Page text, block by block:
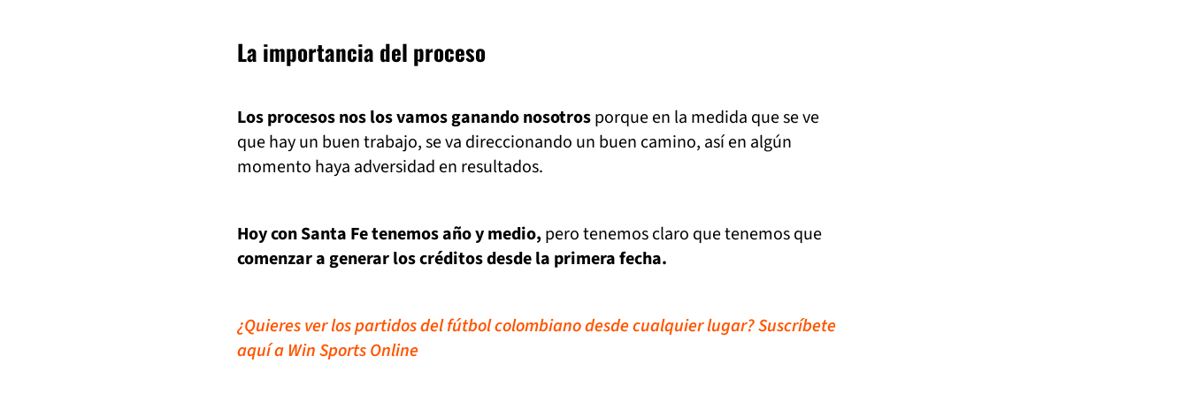
La importancia del proceso
Los procesos nos los vamos ganando nosotrosporque en la medida que se ve
que hay un buen trabajo, se va direccionando un buen camino, así en algún
momento haya adversidad en resultados.
Hoy con Santa Fe tenemos año y medio, pero tenemos claro que tenemos que
comenzar a generar los créditos desde la primera fecha.
¿Quieres ver los partidos del fútbol colombiano desde cualquier lugar? Suscríbete
aquí a Win Sports Online